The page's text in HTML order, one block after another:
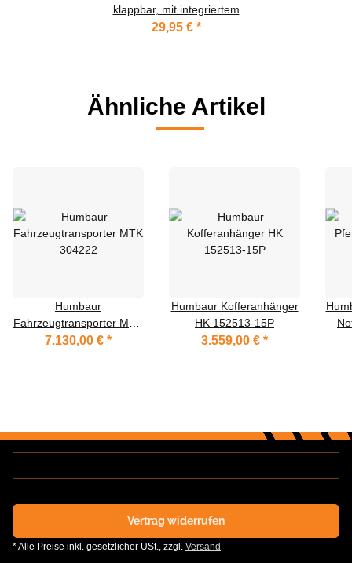
klappbar, mit integriertem
Riegel
29,95 € *
Ähnliche Artikel
Humbaur
Fahrzeugtransporter MTK
304222
7.130,00 € *
Humbaur Kofferanhänger
HK 152513-15P
3.559,00 € *
Vertrag widerrufen
* Alle Preise inkl. gesetzlicher USt., zzgl. Versand